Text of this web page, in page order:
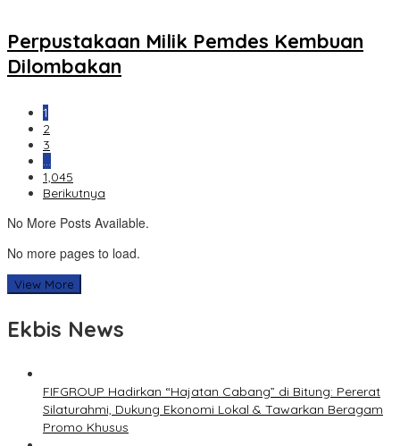
Perpustakaan Milik Pemdes Kembuan
Dilombakan
1
2
3
…
1,045
Berikutnya
No More Posts Available.
No more pages to load.
View More
Ekbis News
FIFGROUP Hadirkan “Hajatan Cabang” di Bitung: Pererat
Silaturahmi, Dukung Ekonomi Lokal & Tawarkan Beragam
Promo Khusus